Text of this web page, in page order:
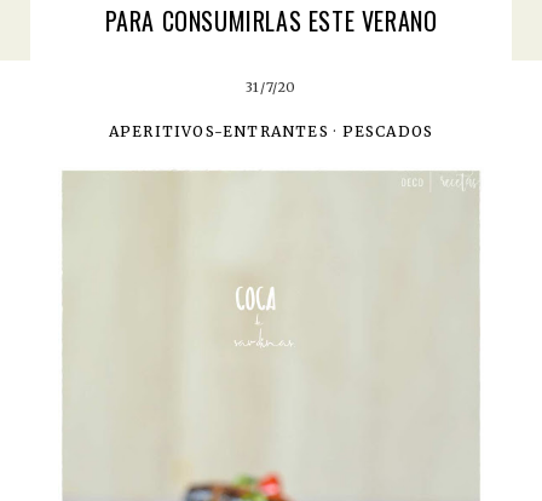
PARA CONSUMIRLAS ESTE VERANO
31/7/20
APERITIVOS-ENTRANTES · PESCADOS